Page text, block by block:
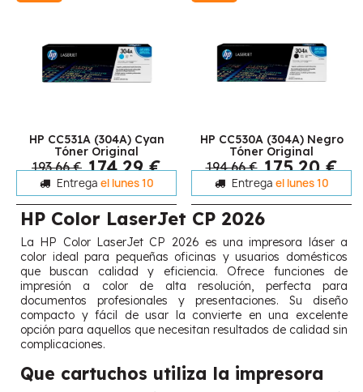
HP CC531A (304A) Cyan
Tóner Original
193,66 € 174,29 €
Entrega el lunes 10
HP CC530A (304A) Negro
Tóner Original
194,66 € 175,20 €
Entrega el lunes 10
HP Color LaserJet CP 2026
La HP Color LaserJet CP 2026 es una impresora láser a
color ideal para pequeñas oficinas y usuarios domésticos
que buscan calidad y eficiencia. Ofrece funciones de
impresión a color de alta resolución, perfecta para
documentos profesionales y presentaciones. Su diseño
compacto y fácil de usar la convierte en una excelente
opción para aquellos que necesitan resultados de calidad sin
complicaciones.
Que cartuchos utiliza la impresora